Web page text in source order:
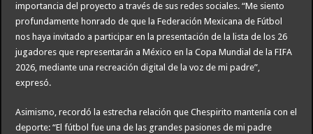
importancia del proyecto a través de sus redes sociales. “Me siento
profundamente honrado de que la Federación Mexicana de Fútbol
nos haya invitado a participar en la presentación de la lista de los 26
jugadores que representarán a México en la Copa Mundial de la FIFA
2026, mediante una recreación digital de la voz de mi padre”,
expresó.
Asimismo, recordó la estrecha relación que Chespirito mantenía con el
deporte: “El fútbol fue una de las grandes pasiones de mi padre